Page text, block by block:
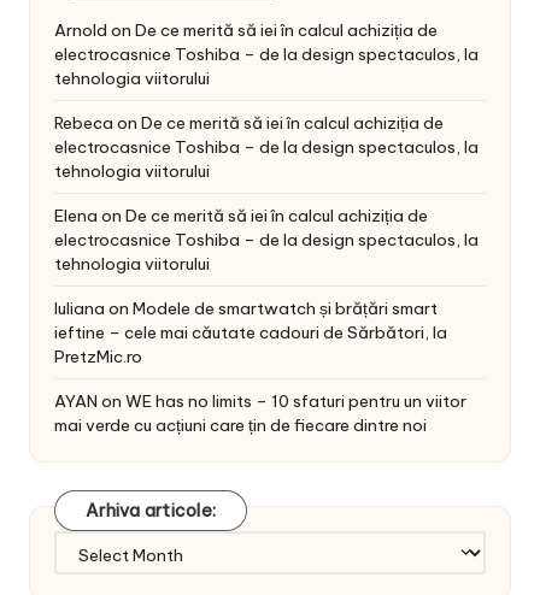
Arnold on De ce merită să iei în calcul achiziția de
electrocasnice Toshiba – de la design spectaculos, la
tehnologia viitorului
Rebeca on De ce merită să iei în calcul achiziția de
electrocasnice Toshiba – de la design spectaculos, la
tehnologia viitorului
Elena on De ce merită să iei în calcul achiziția de
electrocasnice Toshiba – de la design spectaculos, la
tehnologia viitorului
Iuliana on Modele de smartwatch și brățări smart
ieftine – cele mai căutate cadouri de Sărbători, la
PretzMic.ro
AYAN on WE has no limits – 10 sfaturi pentru un viitor
mai verde cu acțiuni care țin de fiecare dintre noi
Arhiva articole: